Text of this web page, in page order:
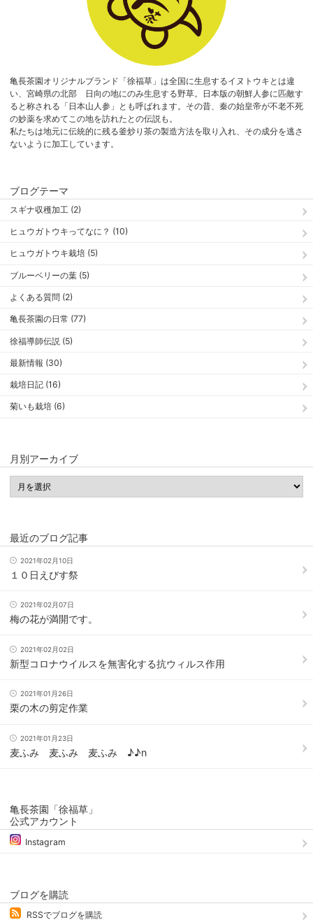
亀長茶園オリジナルブランド「徐福草」は全国に生息するイヌトウキとは違
い、宮崎県の北部 日向の地にのみ生息する野草。日本版の朝鮮人参に匹敵す
ると称される「日本山人参」とも呼ばれます。その昔、秦の始皇帝が不老不死
の妙薬を求めてこの地を訪れたとの伝説も。
私たちは地元に伝統的に残る釜炒り茶の製造方法を取り入れ、その成分を逃さ
ないように加工しています。
ブログテーマ
スギナ収穫加工 (2)
ヒュウガトウキってなに？ (10)
ヒュウガトウキ栽培 (5)
ブルーベリーの葉 (5)
よくある質問 (2)
亀長茶園の日常 (77)
徐福導師伝説 (5)
最新情報 (30)
栽培日記 (16)
菊いも栽培 (6)
月別アーカイブ
最近のブログ記事
2021年02月10日
１０日えびす祭
2021年02月07日
梅の花が満開です。
2021年02月02日
新型コロナウイルスを無害化する抗ウィルス作用
2021年01月26日
栗の木の剪定作業
2021年01月23日
麦ふみ 麦ふみ 麦ふみ ♪♪n
亀長茶園「徐福草」
公式アカウント
Instagram
ブログを購読
RSSでブログを購読